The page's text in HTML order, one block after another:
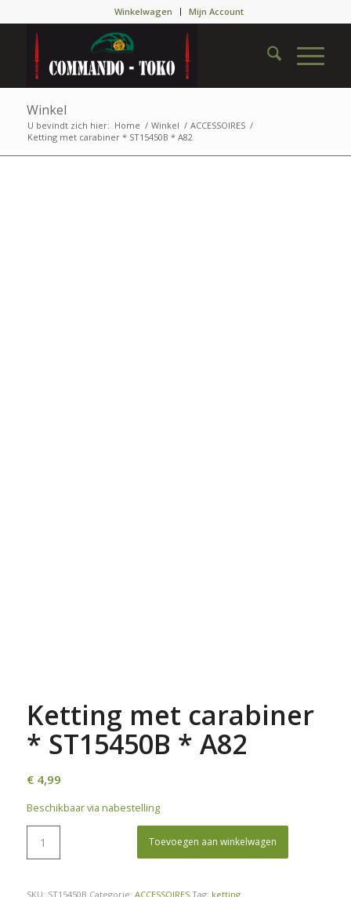
Winkelwagen Mijn Account
Winkel
U bevindt zich hier: Home / Winkel / ACCESSOIRES /
Ketting met carabiner * ST15450B * A82
Ketting met carabiner
* ST15450B * A82
€4,99
Beschikbaar via nabestelling
Toevoegen aan winkelwagen
SKU: ST15450B Categorie: ACCESSOIRES Tag: ketting